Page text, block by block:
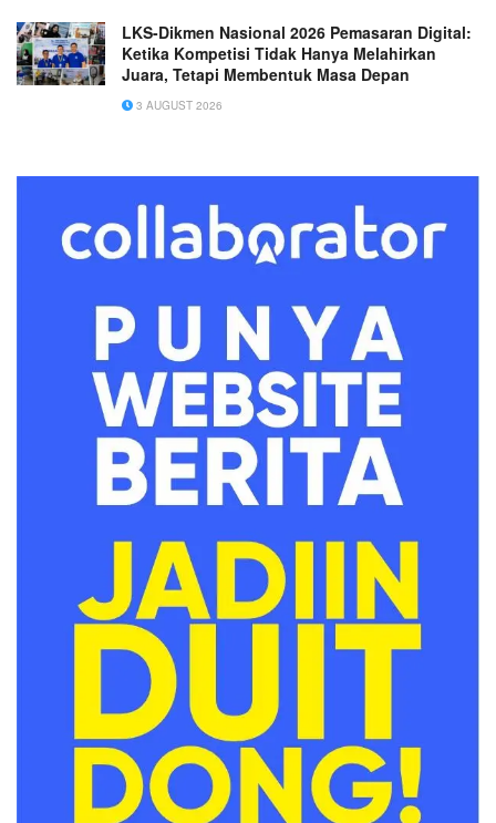
LKS-Dikmen Nasional 2026 Pemasaran Digital:
Ketika Kompetisi Tidak Hanya Melahirkan
Juara, Tetapi Membentuk Masa Depan
3 AUGUST 2026